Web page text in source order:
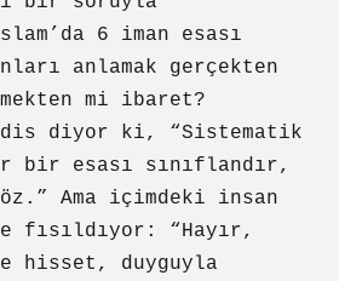
6 iman esası
anlamak gerçekten
mi ibaret?
diyor ki, “Sistematik
bir esası sınıflandır,
Ama içimdeki insan
fısıldıyor: “Hayır,
hisset, duyguyla